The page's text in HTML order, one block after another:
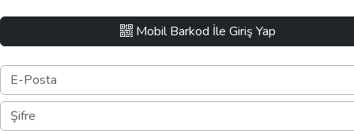
Mobil Barkod İle Giriş Yap